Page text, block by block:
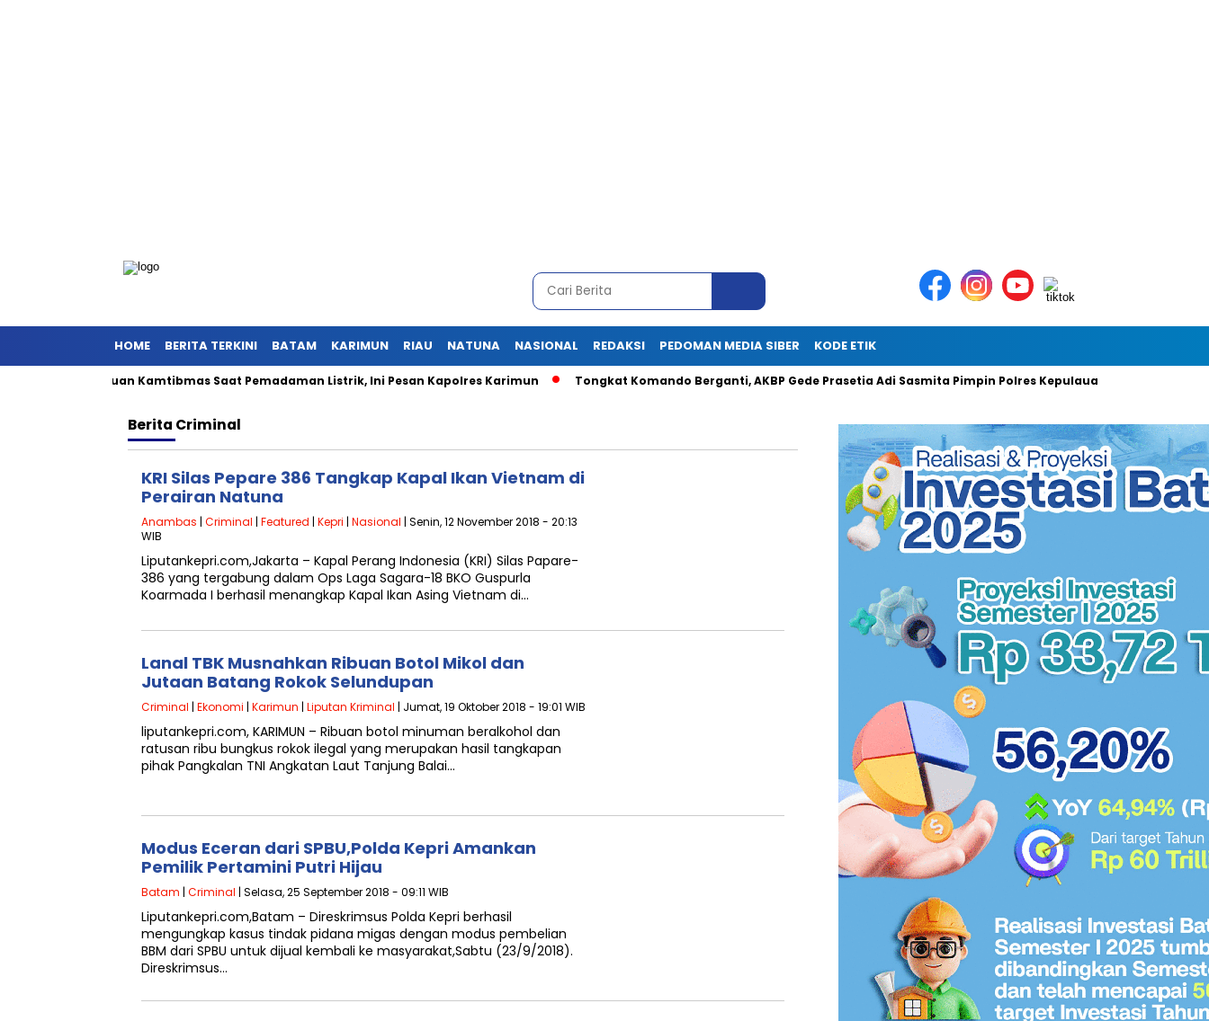
HOME BERITA TERKINI BATAM KARIMUN RIAU NATUNA NASIONAL REDAKSI PEDOMAN MEDIA SIBER KODE ETIK
Gangguan Kamtibmas Saat Pemadaman Listrik, Ini Pesan Kapolres Karimun Tongkat Komando Berganti, AKBP Gede Prasetia Adi Sasmita Pimpin Polres Kepulauan Meranti
Berita Criminal
KRI Silas Pepare 386 Tangkap Kapal Ikan Vietnam di
Perairan Natuna
Anambas | Criminal | Featured | Kepri | Nasional | Senin, 12 November 2018 - 20:13
WIB
Liputankepri.com,Jakarta – Kapal Perang Indonesia (KRI) Silas Papare-
386 yang tergabung dalam Ops Laga Sagara-18 BKO Guspurla
Koarmada I berhasil menangkap Kapal Ikan Asing Vietnam di…
Lanal TBK Musnahkan Ribuan Botol Mikol dan
Jutaan Batang Rokok Selundupan
Criminal | Ekonomi | Karimun | Liputan Kriminal | Jumat, 19 Oktober 2018 - 19:01 WIB
liputankepri.com, KARIMUN – R‎ibuan botol minuman beralkohol dan
ratusan ribu bungkus rokok ilegal yang merupakan hasil tangkapan
pihak Pangkalan TNI Angkatan Laut Tanjung Balai…
Modus Eceran dari SPBU,Polda Kepri Amankan
Pemilik Pertamini Putri Hijau
Batam | Criminal | Selasa, 25 September 2018 - 09:11 WIB
Liputankepri.com,Batam – Direskrimsus Polda Kepri berhasil
mengungkap kasus tindak pidana migas dengan modus pembelian
BBM dari SPBU untuk dijual kembali ke masyarakat,Sabtu (23/9/2018).
Direskrimsus…